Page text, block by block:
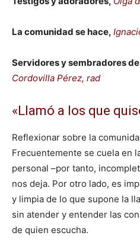
La comunidad se hace,
Servidores y sembradores
Cordovilla Pérez, rad
«Llamó a los que
Reflexionar sobre la
Frecuentemente se cuela en
personal –por tanto,
nos deja. Por otro lado, es
y limpia de lo que supone la
sin atender y entender las
de quien escucha.